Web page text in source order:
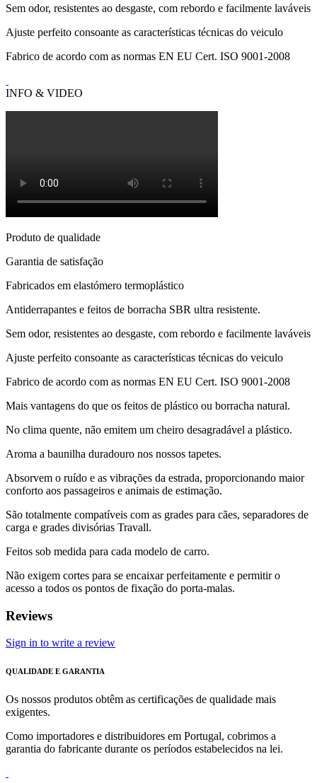
Sem odor, resistentes ao desgaste, com rebordo e facilmente laváveis
Ajuste perfeito consoante as características técnicas do veiculo
Fabrico de acordo com as normas EN EU Cert. ISO 9001-2008
INFO & VIDEO
Produto de qualidade
Garantia de satisfação
Fabricados em elastómero termoplástico
Antiderrapantes e feitos de borracha SBR ultra resistente.
Sem odor, resistentes ao desgaste, com rebordo e facilmente laváveis
Ajuste perfeito consoante as características técnicas do veiculo
Fabrico de acordo com as normas EN EU Cert. ISO 9001-2008
Mais vantagens do que os feitos de plástico ou borracha natural.
No clima quente, não emitem um cheiro desagradável a plástico.
Aroma a baunilha duradouro nos nossos tapetes.
Absorvem o ruído e as vibrações da estrada, proporcionando maior
conforto aos passageiros e animais de estimação.
São totalmente compatíveis com as grades para cães, separadores de
carga e grades divisórias Travall.
Feitos sob medida para cada modelo de carro.
Não exigem cortes para se encaixar perfeitamente e permitir o
acesso a todos os pontos de fixação do porta-malas.
Reviews
Sign in to write a review
QUALIDADE E GARANTIA
Os nossos produtos obtêm as certificações de qualidade mais
exigentes.
Como importadores e distribuidores em Portugal, cobrimos a
garantia do fabricante durante os períodos estabelecidos na lei.